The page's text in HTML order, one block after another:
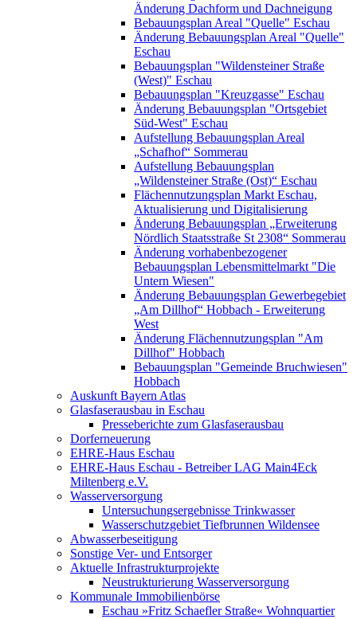
Änderung Dachform und Dachneigung
Bebauungsplan Areal "Quelle" Eschau
Änderung Bebauungsplan Areal "Quelle"
Eschau
Bebauungsplan "Wildensteiner Straße
(West)" Eschau
Bebauungsplan "Kreuzgasse" Eschau
Änderung Bebauungsplan "Ortsgebiet
Süd-West" Eschau
Aufstellung Bebauungsplan Areal
„Schafhof“ Sommerau
Aufstellung Bebauungsplan
„Wildensteiner Straße (Ost)“ Eschau
Flächennutzungsplan Markt Eschau,
Aktualisierung und Digitalisierung
Änderung Bebauungsplan „Erweiterung
Nördlich Staatsstraße St 2308“ Sommerau
Änderung vorhabenbezogener
Bebauungsplan Lebensmittelmarkt "Die
Untern Wiesen"
Änderung Bebauungsplan Gewerbegebiet
„Am Dillhof“ Hobbach - Erweiterung
West
Änderung Flächennutzungsplan "Am
Dillhof" Hobbach
Bebauungsplan "Gemeinde Bruchwiesen"
Hobbach
Auskunft Bayern Atlas
Glasfaserausbau in Eschau
Presseberichte zum Glasfaserausbau
Dorferneuerung
EHRE-Haus Eschau
EHRE-Haus Eschau - Betreiber LAG Main4Eck
Miltenberg e.V.
Wasserversorgung
Untersuchungsergebnisse Trinkwasser
Wasserschutzgebiet Tiefbrunnen Wildensee
Abwasserbeseitigung
Sonstige Ver- und Entsorger
Aktuelle Infrastrukturprojekte
Neustrukturierung Wasserversorgung
Kommunale Immobilienbörse
Eschau »Fritz Schaefler Straße« Wohnquartier